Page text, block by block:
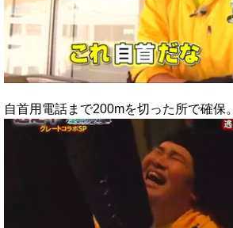
自首用電話まで200mを切った所で確保。